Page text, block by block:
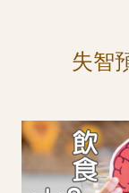
失智